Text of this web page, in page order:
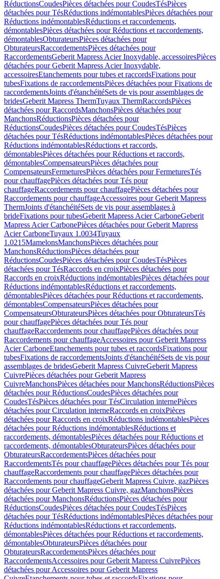
RéductionsCoudesPièces détachées pour CoudesTésPièces
détachées pour TésRéductions indémontablesPièces détachées pour
Réductions indémontablesRéductions et raccordements,
démontablesPièces détachées pour Réductions et raccordements,
démontablesObturateursPièces détachées pour
ObturateursRaccordementsPièces détachées pour
RaccordementsGeberit Mapress Acier Inoxydable, accessoiresPièces
détachées pour Geberit Mapress Acier Inoxydable,
accessoiresEtanchements pour tubes et raccordsFixations pour
tubesFixations de raccordementsPièces détachées pour Fixations de
raccordementsJoints d'étanchéitéSets de vis pour assemblages de
bridesGeberit Mapress ThermTuyaux ThermRaccordsPièces
détachées pour RaccordsManchonsPièces détachées pour
ManchonsRéductionsPièces détachées pour
RéductionsCoudesPièces détachées pour CoudesTésPièces
détachées pour TésRéductions indémontablesPièces détachées pour
Réductions indémontablesRéductions et raccords,
démontablesPièces détachées pour Réductions et raccords,
démontablesCompensateursPièces détachées pour
CompensateursFermeturesPièces détachées pour FermeturesTés
pour chauffagePièces détachées pour Tés pour
chauffageRaccordements pour chauffagePièces détachées pour
Raccordements pour chauffageAccessoires pour Geberit Mapress
ThermJoints d'étanchéitéSets de vis pour assemblages à
brideFixations pour tubesGeberit Mapress Acier CarboneGeberit
Mapress Acier CarbonePièces détachées pour Geberit Mapress
Acier CarboneTuyaux 1.0034Tuyaux
1.0215MamelonsManchonsPièces détachées pour
ManchonsRéductionsPièces détachées pour
RéductionsCoudesPièces détachées pour CoudesTésPièces
détachées pour TésRaccords en croixPièces détachées pour
Raccords en croixRéductions indémontablesPièces détachées pour
Réductions indémontablesRéductions et raccordements,
démontablesPièces détachées pour Réductions et raccordements,
démontablesCompensateursPièces détachées pour
CompensateursObturateursPièces détachées pour ObturateursTés
pour chauffagePièces détachées pour Tés pour
chauffageRaccordements pour chauffagePièces détachées pour
Raccordements pour chauffageAccessoires pour Geberit Mapress
Acier CarboneEtanchements pour tubes et raccordsFixations pour
tubesFixations de raccordementsJoints d'étanchéitéSets de vis pour
assemblages de bridesGeberit Mapress CuivreGeberit Mapress
CuivrePièces détachées pour Geberit Mapress
CuivreManchonsPièces détachées pour ManchonsRéductionsPièces
détachées pour RéductionsCoudesPièces détachées pour
CoudesTésPièces détachées pour TésCirculation internePièces
détachées pour Circulation interneRaccords en croixPièces
détachées pour Raccords en croixRéductions indémontablesPièces
détachées pour Réductions indémontablesRéductions et
raccordements, démontablesPièces détachées pour Réductions et
raccordements, démontablesObturateursPièces détachées pour
ObturateursRaccordementsPièces détachées pour
RaccordementsTés pour chauffagePièces détachées pour Tés pour
chauffageRaccordements pour chauffagePièces détachées pour
Raccordements pour chauffageGeberit Mapress Cuivre, gazPièces
détachées pour Geberit Mapress Cuivre, gazManchonsPièces
détachées pour ManchonsRéductionsPièces détachées pour
RéductionsCoudesPièces détachées pour CoudesTésPièces
détachées pour TésRéductions indémontablesPièces détachées pour
Réductions indémontablesRéductions et raccordements,
démontablesPièces détachées pour Réductions et raccordements,
démontablesObturateursPièces détachées pour
ObturateursRaccordementsPièces détachées pour
RaccordementsAccessoires pour Geberit Mapress CuivrePièces
détachées pour Accessoires pour Geberit Mapress